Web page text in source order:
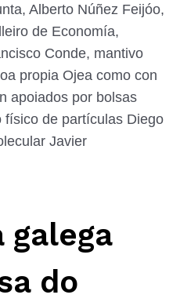
Alberto Núñez Feijóo,
de Economía,
Conde, mantivo
propia Ojea como con
apoiados por bolsas
físico de partículas Diego
Javier
galega
do